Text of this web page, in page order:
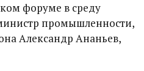
форуме в среду
промышленности,
Александр Ананьев,